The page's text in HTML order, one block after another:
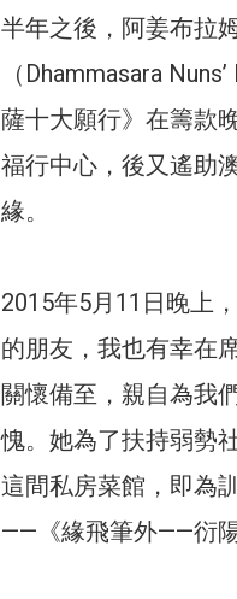
半年之後，阿姜布拉
（Dhammasara
薩十大願行》在籌款
福行中心，後又遙助
緣。
2015年5月11日晚上
的朋友，我也有幸在
關懷備至，親自為我
愧。她為了扶持弱勢
這間私房菜館，即為
——《緣飛筆外——衍陽